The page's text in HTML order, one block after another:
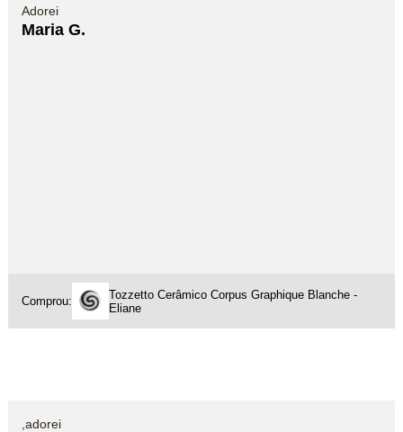
Adorei
Maria G.
Comprou:
Tozzetto Cerâmico Corpus Graphique Blanche -
Eliane
,adorei